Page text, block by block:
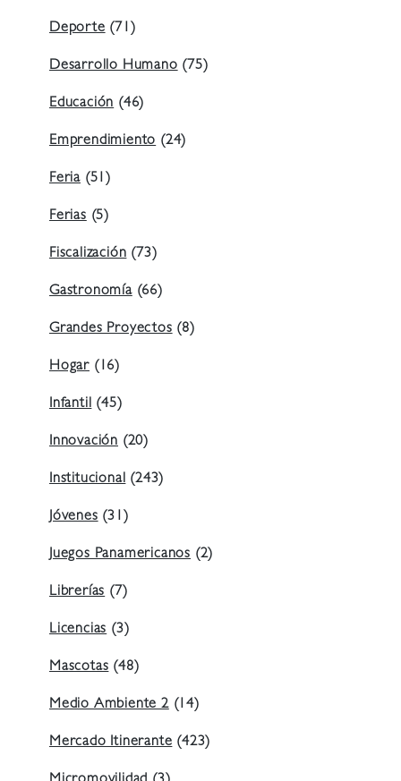
Deporte (71)
Desarrollo Humano (75)
Educación (46)
Emprendimiento (24)
Feria (51)
Ferias (5)
Fiscalización (73)
Gastronomía(66)
Grandes Proyectos (8)
Hogar (16)
Infantil (45)
Innovación (20)
Institucional (243)
Jóvenes (31)
Juegos Panamericanos (2)
Librerías (7)
Licencias (3)
Mascotas (48)
Medio Ambiente 2(14)
Mercado Itinerante (423)